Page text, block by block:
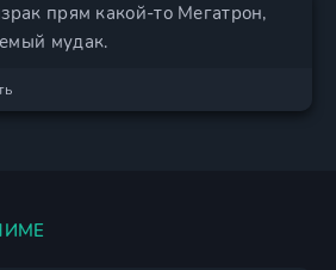
прям какой-то Мегатрон,
мудак.